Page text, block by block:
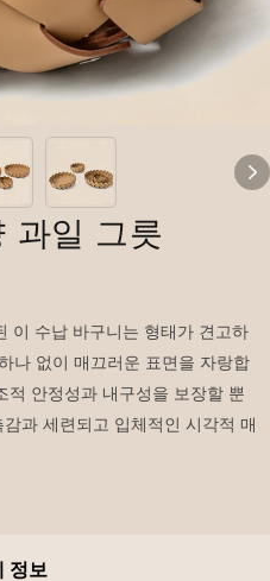
과일 그릇
이 수납 바구니는 형태가 견고하
나 없이 매끄러운 표면을 자랑합
적 안정성과 내구성을 보장할 뿐
과 세련되고 입체적인 시각적 매
정보